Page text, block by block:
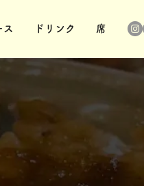
ス ドリンク 席